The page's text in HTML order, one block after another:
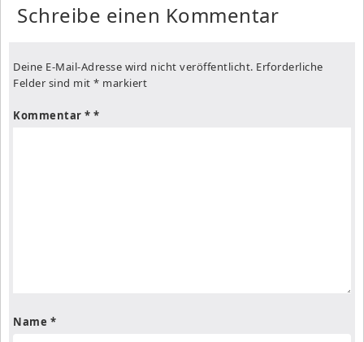
Schreibe einen Kommentar
Deine E-Mail-Adresse wird nicht veröffentlicht. Erforderliche
Felder sind mit * markiert
Kommentar *
Name *